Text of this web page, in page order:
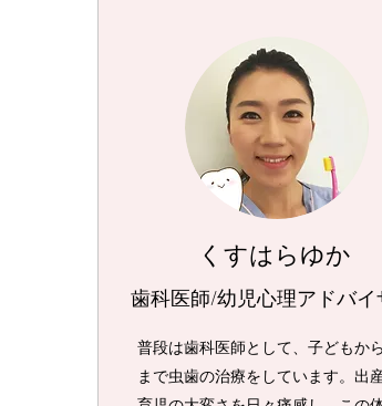
くすはらゆか
歯科医師/幼児心理アドバイ
普段は歯科医師として、子どもか
まで虫歯の治療をしています。出産